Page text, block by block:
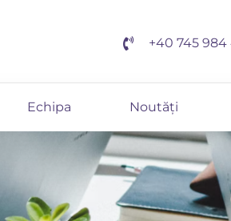
+40 745 984
Echipa Noutăți